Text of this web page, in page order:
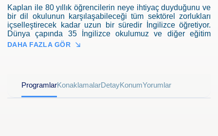
Kaplan ile 80 yıllık öğrencilerin neye ihtiyaç duyduğunu ve
bir dil okulunun karşılaşabileceği tüm sektörel zorlukları
içselleştirecek kadar uzun bir süredir İngilizce öğretiyor.
Dünya çapında 35 İngilizce okulumuz ve diğer eğitim
alanlarında da uzmanlaşmış bölümler ve tüm dünyada,
atlayabileceğiniz garanti etmektedir. Her yıl 150 farklı
ülkeden 40.000 öğrenciyi ağırlamaktadır. Öğrencilerin
DAHA FAZLA GÖR
ProgramlarKonaklamalarDetayKonumYorumlar